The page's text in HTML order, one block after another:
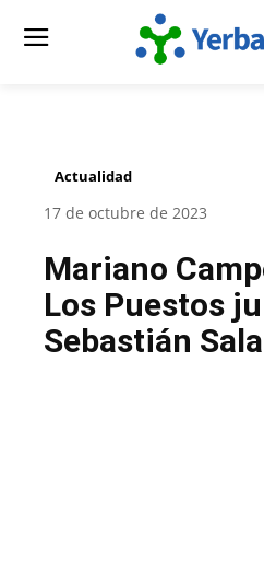
Actualidad
17 de octubre de 2023
Mariano
Los Puestos
Sebastián